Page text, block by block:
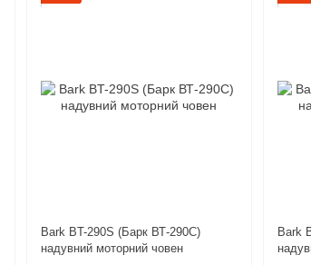
Bark BT-290S (Барк ВТ-290С)
надувний моторний човен
Bark